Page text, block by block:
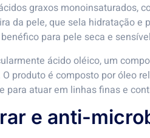
graxos monoinsaturados,
da pele, que sela hidratação
para pele seca e
ácido oléico, um
produto é composto por óleo
para atuar em linhas finas e
e anti-